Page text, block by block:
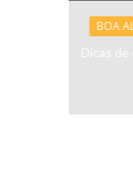
BOA
Dicas